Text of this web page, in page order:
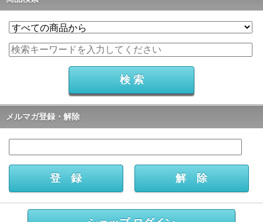
メルマガ登録・解除